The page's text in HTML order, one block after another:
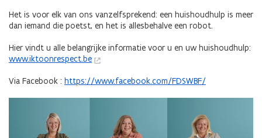
Het is voor elk van ons vanzelfsprekend: een huishoudhulp is meer
dan iemand die poetst, en het is allesbehalve een robot.
Hier vindt u alle belangrijke informatie voor u en uw huishoudhulp:
www.iktoonrespect.be
Via Facebook : https://www.facebook.com/FDSWBF/